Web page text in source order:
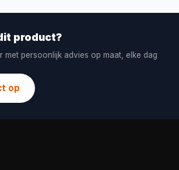
product?
met persoonlijk advies op maat, elke dag
op